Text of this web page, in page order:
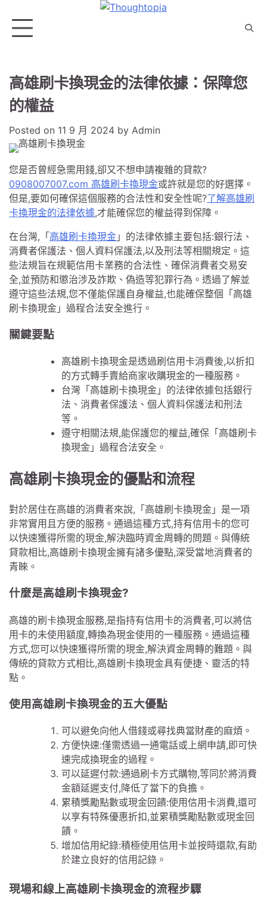
content
高雄刷卡換現金的法律依據：保障您
的權益
Posted on 11 9 月 2024 by Admin
您是否曾經急需用錢,卻又不想申請複雜的貸款?
0908007007.com 高雄刷卡換現金或許就是您的好選擇。
但是,要如何確保這個服務的合法性和安全性呢?了解高雄刷
卡換現金的法律依據,才能確保您的權益得到保障。
在台灣,「 高雄刷卡換現金 」的法律依據主要包括:銀行法、
消費者保護法、個人資料保護法,以及刑法等相關規定。這
些法規旨在規範信用卡業務的合法性、確保消費者交易安
全,並預防和懲治涉及詐欺、偽造等犯罪行為。透過了解並
遵守這些法規,您不僅能保護自身權益,也能確保整個「高雄
刷卡換現金」過程合法安全進行。
關鍵要點
高雄刷卡換現金是透過刷信用卡消費後,以折扣
的方式轉手賣給商家收購現金的一種服務。
台灣「高雄刷卡換現金」的法律依據包括銀行
法、消費者保護法、個人資料保護法和刑法
等。
遵守相關法規,能保護您的權益,確保「高雄刷卡
換現金」過程合法安全。
高雄刷卡換現金的優點和流程
對於居住在高雄的消費者來說,「高雄刷卡換現金」是一項
非常實用且方便的服務。通過這種方式,持有信用卡的您可
以快速獲得所需的現金,解決臨時資金周轉的問題。與傳統
貸款相比,高雄刷卡換現金擁有諸多優點,深受當地消費者的
青睞。
什麼是高雄刷卡換現金?
高雄的刷卡換現金服務,是指持有信用卡的消費者,可以將信
用卡的未使用額度,轉換為現金使用的一種服務。通過這種
方式,您可以快速獲得所需的現金,解決資金周轉的難題。與
傳統的貸款方式相比,高雄刷卡換現金具有便捷、靈活的特
點。
使用高雄刷卡換現金的五大優點
可以避免向他人借錢或尋找典當財產的麻煩。
方便快速:僅需透過一通電話或上網申請,即可快
速完成換現金的過程。
可以延遲付款:通過刷卡方式購物,等同於將消費
金額延遲支付,降低了當下的負擔。
累積獎勵點數或現金回饋:使用信用卡消費,還可
以享有特殊優惠折扣,並累積獎勵點數或現金回
饋。
增加信用紀錄:積極使用信用卡並按時還款,有助
於建立良好的信用記錄。
現場和線上高雄刷卡換現金的流程步驟